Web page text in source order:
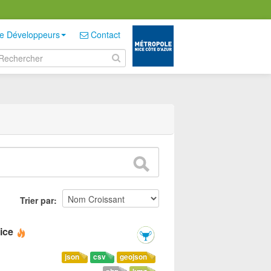
Développeurs Contact
Trier par
geojson
csv
json